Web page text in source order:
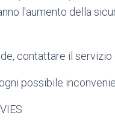
l'aumento della
contattare il servizio
possibile